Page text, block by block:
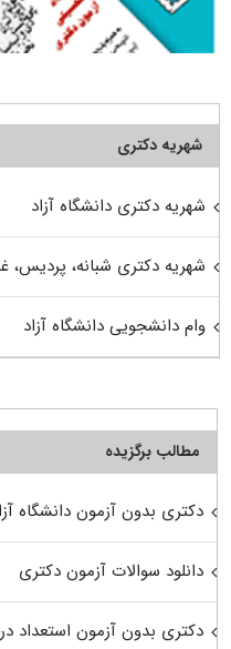
شهریه دکتری
شهریه دکتری دانشگاه آزاد
شهریه دکتری شبانه، پردیس،
وام دانشجویی دانشگاه آزاد
مطالب برگزیده
دکتری بدون آزمون دانشگاه
دانلود سوالات آزمون دکتری
دکتری بدون آزمون استعداد